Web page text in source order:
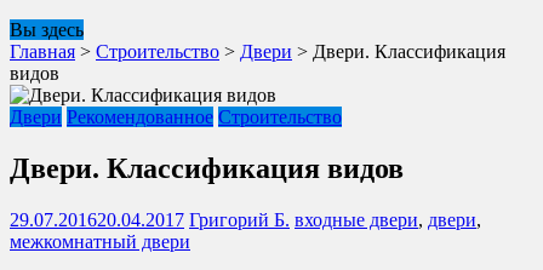
Вы здесь
Главная > Строительство > Двери > Двери. Классификация
видов
Двери Рекомендованное Строительство
Двери. Классификация видов
29.07.201620.04.2017 Григорий Б. входные двери, двери,
межкомнатный двери